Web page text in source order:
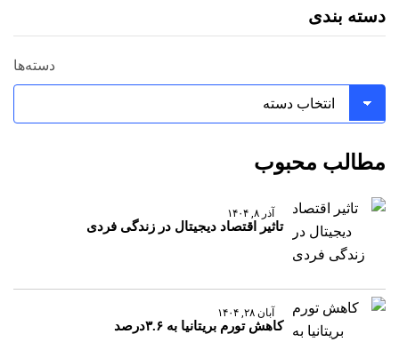
دسته بندی
دسته‌ها
مطالب محبوب
آذر ۸, ۱۴۰۴
تاثیر اقتصاد دیجیتال در زندگی فردی
آبان ۲۸, ۱۴۰۴
کاهش تورم بریتانیا به ۳.۶درصد